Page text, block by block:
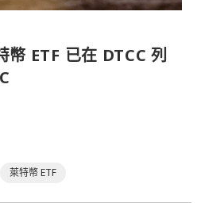
ETF 已在 DTCC 列
萊特幣 ETF